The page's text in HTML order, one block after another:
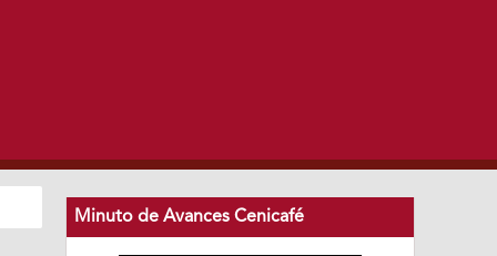
Minuto de Avances Cenicafé